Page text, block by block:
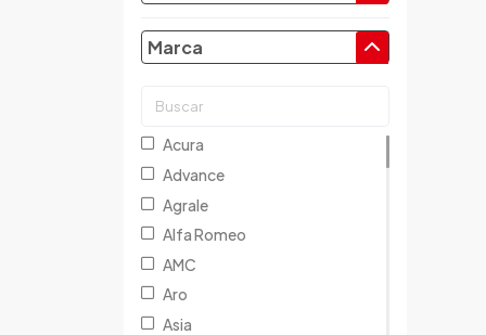
Marca
Acura
Advance
Agrale
Alfa Romeo
AMC
Aro
Asia